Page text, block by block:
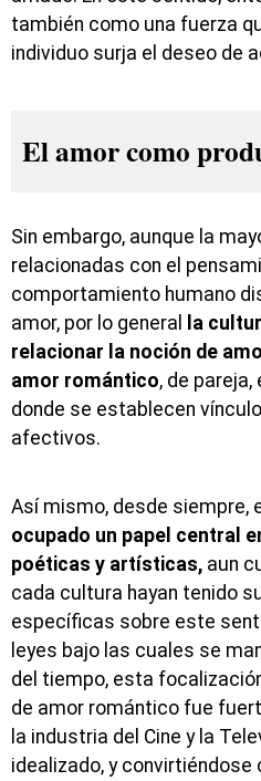
también como una fuerza
individuo surja el deseo de
El amor como
Sin embargo, aunque la
relacionadas con el
comportamiento humano
amor, por lo general
la
relacionar la noción de
amor romántico, de
donde se establecen
afectivos.
Así mismo, desde siempre,
ocupado un papel central
poéticas y artísticas, aun
cada cultura hayan tenido
específicas sobre este
leyes bajo las cuales se
del tiempo, esta
de amor romántico fue
la industria del Cine y la
idealizado, y convirtiéndose